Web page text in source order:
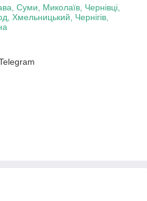
Суми, Миколаїв, Чернівці,
Хмельницький, Чернігів,